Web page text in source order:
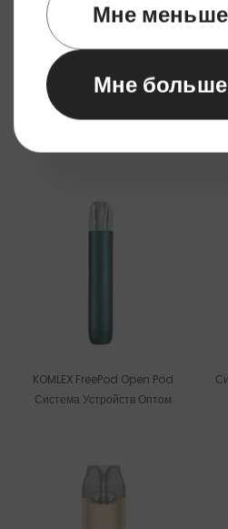
Устройство AOKIT Arkmoon Drift
KOMLEX FreePod Open Pod
Система Устройств Оптом
Мне меньше
Мне больше